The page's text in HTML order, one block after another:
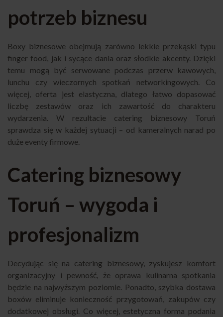
potrzeb biznesu
Boxy biznesowe obejmują zarówno lekkie przekąski typu
finger food, jak i sycące dania oraz słodkie akcenty. Dzięki
temu mogą być serwowane podczas przerw kawowych,
lunchu czy wieczornych spotkań networkingowych. Co
więcej, oferta jest elastyczna, dlatego łatwo dopasować
liczbę zestawów oraz ich zawartość do charakteru
wydarzenia. W rezultacie catering biznesowy Toruń
sprawdza się w każdej sytuacji – od kameralnych narad po
duże eventy firmowe.
Catering biznesowy
Toruń – wygoda i
profesjonalizm
Decydując się na catering biznesowy, zyskujesz komfort
organizacyjny i pewność, że oprawa kulinarna spotkania
będzie na najwyższym poziomie. Ponadto, szybka dostawa
boxów eliminuje konieczność przygotowań, zakupów czy
dodatkowej obsługi. Co więcej, estetyczna forma podania